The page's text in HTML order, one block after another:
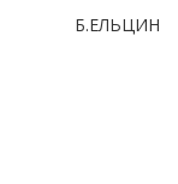
Б.ЕЛЬЦИН